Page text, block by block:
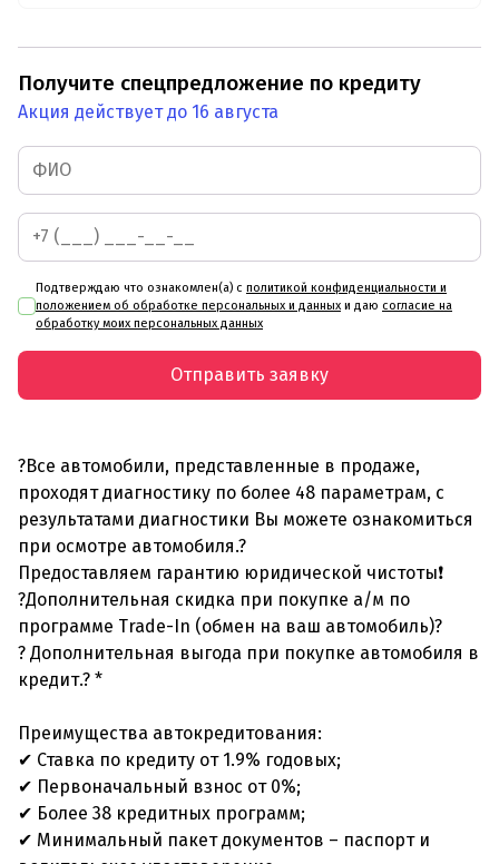
Получите спецпредложение по кредиту
Акция действует до 16 августа
Подтверждаю что ознакомлен(а) с политикой конфиденциальности и
положением об обработке персональных и данных и даю согласие на
обработку моих персональных данных
Отправить заявку
?Все автомобили, представленные в продаже,
проходят диагностику по более 48 параметрам, с
результатами диагностики Вы можете ознакомиться
при осмотре автомобиля.?
Предоставляем гарантию юридической чистоты❗
?Дополнительная скидка при покупке а/м по
программе Trade-In (обмен на ваш автомобиль)?
? Дополнительная выгода при покупке автомобиля в
кредит.? *
Преимущества автокредитования:
✔ Ставка по кредиту от 1.9% годовых;
✔ Первоначальный взнос от 0%;
✔ Более 38 кредитных программ;
✔ Минимальный пакет документов – паспорт и